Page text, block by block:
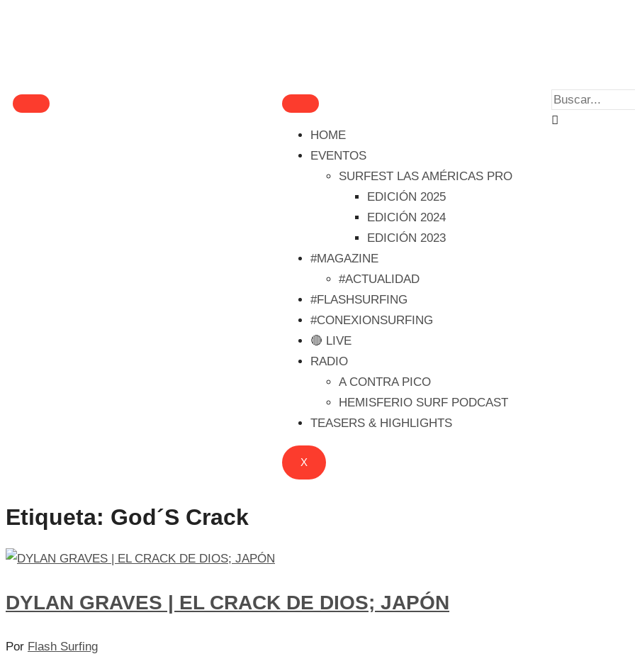
HOME
EVENTOS
SURFEST LAS AMÉRICAS PRO
EDICIÓN 2025
EDICIÓN 2024
EDICIÓN 2023
#MAGAZINE
#ACTUALIDAD
#FLASHSURFING
#CONEXIONSURFING
🔴 LIVE
RADIO
A CONTRA PICO
HEMISFERIO SURF PODCAST
TEASERS & HIGHLIGHTS
X
Etiqueta: God´s Crack
DYLAN GRAVES | EL CRACK DE DIOS; JAPÓN
Por Flash Surfing